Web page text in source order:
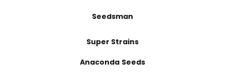
Seedsman
Super Strains
Anaconda Seeds